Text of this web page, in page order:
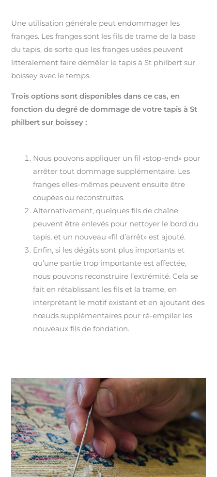
Une utilisation générale peut endommager les
franges. Les franges sont les fils de trame de la base
du tapis, de sorte que les franges usées peuvent
littéralement faire démêler le tapis à St philbert sur
boissey avec le temps.
Trois options sont disponibles dans ce cas, en
fonction du degré de dommage de votre tapis à St
philbert sur boissey :
Nous pouvons appliquer un fil «stop-end» pour
arrêter tout dommage supplémentaire. Les
franges elles-mêmes peuvent ensuite être
coupées ou reconstruites.
Alternativement, quelques fils de chaîne
peuvent être enlevés pour nettoyer le bord du
tapis, et un nouveau «fil d’arrêt» est ajouté.
Enfin, si les dégâts sont plus importants et
qu’une partie trop importante est affectée,
nous pouvons reconstruire l’extrémité. Cela se
fait en rétablissant les fils et la trame, en
interprétant le motif existant et en ajoutant des
nœuds supplémentaires pour ré-empiler les
nouveaux fils de fondation.